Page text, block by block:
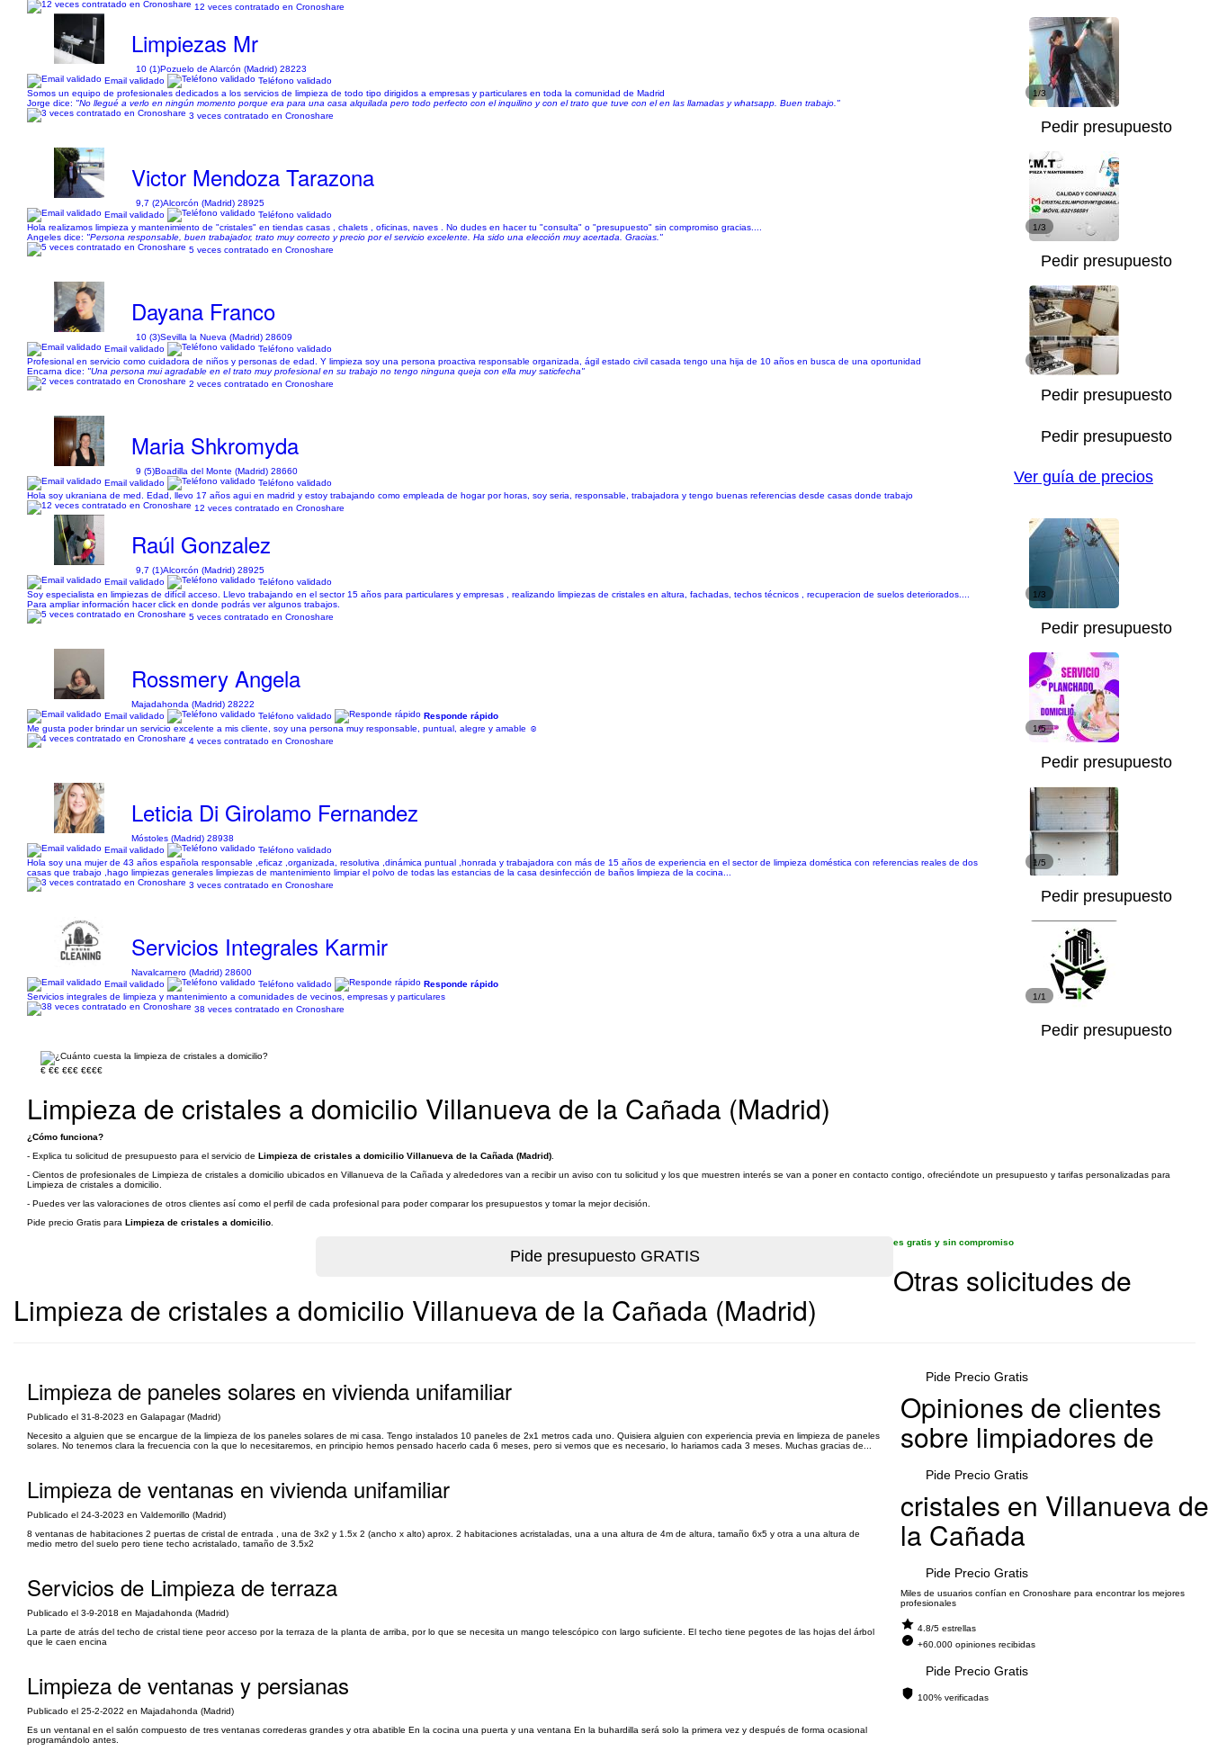
12 veces contratado en Cronoshare
Limpiezas Mr
10 (1)Pozuelo de Alarcón (Madrid) 28223
Email validado
Teléfono validado
Somos un equipo de profesionales dedicados a los servicios de limpieza de todo tipo dirigidos a empresas y particulares en toda la comunidad de Madrid
Jorge dice: "No llegué a verlo en ningún momento porque era para una casa alquilada pero todo perfecto con el inquilino y con el trato que tuve con el en las llamadas y whatsapp. Buen trabajo."
3 veces contratado en Cronoshare
1/3
Pedir presupuesto
Victor Mendoza Tarazona
9,7 (2)Alcorcón (Madrid) 28925
Email validado
Teléfono validado
Hola realizamos limpieza y mantenimiento de "cristales" en tiendas casas , chalets , oficinas, naves . No dudes en hacer tu "consulta" o "presupuesto" sin compromiso gracias....
Angeles dice: "Persona responsable, buen trabajador, trato muy correcto y precio por el servicio excelente. Ha sido una elección muy acertada. Gracias."
5 veces contratado en Cronoshare
1/3
Pedir presupuesto
Dayana Franco
10 (3)Sevilla la Nueva (Madrid) 28609
Email validado
Teléfono validado
Profesional en servicio como cuidadora de niños y personas de edad. Y limpieza soy una persona proactiva responsable organizada, ágil estado civil casada tengo una hija de 10 años en busca de una oportunidad
Encarna dice: "Una persona mui agradable en el trato muy profesional en su trabajo no tengo ninguna queja con ella muy saticfecha"
2 veces contratado en Cronoshare
1/3
Pedir presupuesto
Maria Shkromyda
9 (5)Boadilla del Monte (Madrid) 28660
Email validado
Teléfono validado
Hola soy ukraniana de med. Edad, llevo 17 años agui en madrid y estoy trabajando como empleada de hogar por horas, soy seria, responsable, trabajadora y tengo buenas referencias desde casas donde trabajo
12 veces contratado en Cronoshare
Pedir presupuesto
Raúl Gonzalez
9,7 (1)Alcorcón (Madrid) 28925
Email validado
Teléfono validado
Soy especialista en limpiezas de difícil acceso. Llevo trabajando en el sector 15 años para particulares y empresas , realizando limpiezas de cristales en altura, fachadas, techos técnicos , recuperacion de suelos deteriorados....
Para ampliar información hacer click en donde podrás ver algunos trabajos.
5 veces contratado en Cronoshare
1/3
Pedir presupuesto
Rossmery Angela
Majadahonda (Madrid) 28222
Email validado
Teléfono validado
Responde rápido
Me gusta poder brindar un servicio excelente a mis cliente, soy una persona muy responsable, puntual, alegre y amable ☺️
4 veces contratado en Cronoshare
1/5
Pedir presupuesto
Leticia Di Girolamo Fernandez
Móstoles (Madrid) 28938
Email validado
Teléfono validado
Hola soy una mujer de 43 años española responsable ,eficaz ,organizada, resolutiva ,dinámica puntual ,honrada y trabajadora con más de 15 años de experiencia en el sector de limpieza doméstica con referencias reales de dos
casas que trabajo ,hago limpiezas generales limpiezas de mantenimiento limpiar el polvo de todas las estancias de la casa desinfección de baños limpieza de la cocina...
3 veces contratado en Cronoshare
1/5
Pedir presupuesto
Servicios Integrales Karmir
Navalcarnero (Madrid) 28600
Email validado
Teléfono validado
Responde rápido
Servicios integrales de limpieza y mantenimiento a comunidades de vecinos, empresas y particulares
38 veces contratado en Cronoshare
1/1
Pedir presupuesto
Ver guía de precios
€ €€ €€€ €€€€
Limpieza de cristales a domicilio Villanueva de la Cañada (Madrid)
¿Cómo funciona?
- Explica tu solicitud de presupuesto para el servicio de Limpieza de cristales a domicilio Villanueva de la Cañada (Madrid)
- Cientos de profesionales de Limpieza de cristales a domicilio ubicados en Villanueva de la Cañada y alrededores van a recibir un aviso con tu solicitud y los que muestren interés se van a poner en contacto contigo, ofreciéndote un presupuesto y tarifas personalizadas para
Limpieza de cristales a domicilio.
- Puedes ver las valoraciones de otros clientes así como el perfil de cada profesional para poder comparar los presupuestos y tomar la mejor decisión.
Pide precio Gratis para Limpieza de cristales a domicilio
es gratis y sin compromiso
Otras solicitudes de
Limpieza de cristales a domicilio Villanueva de la Cañada (Madrid)
Limpieza de paneles solares en vivienda unifamiliar
Publicado el 31-8-2023 en Galapagar (Madrid)
Necesito a alguien que se encargue de la limpieza de los paneles solares de mi casa. Tengo instalados 10 paneles de 2x1 metros cada uno. Quisiera alguien con experiencia previa en limpieza de paneles
solares. No tenemos clara la frecuencia con la que lo necesitaremos, en principio hemos pensado hacerlo cada 6 meses, pero si vemos que es necesario, lo hariamos cada 3 meses. Muchas gracias de...
Pide Precio Gratis
Limpieza de ventanas en vivienda unifamiliar
Publicado el 24-3-2023 en Valdemorillo (Madrid)
8 ventanas de habitaciones 2 puertas de cristal de entrada , una de 3x2 y 1.5x 2 (ancho x alto) aprox. 2 habitaciones acristaladas, una a una altura de 4m de altura, tamaño 6x5 y otra a una altura de
medio metro del suelo pero tiene techo acristalado, tamaño de 3.5x2
Pide Precio Gratis
Servicios de Limpieza de terraza
Publicado el 3-9-2018 en Majadahonda (Madrid)
La parte de atrás del techo de cristal tiene peor acceso por la terraza de la planta de arriba, por lo que se necesita un mango telescópico con largo suficiente. El techo tiene pegotes de las hojas del árbol
que le caen encina
Pide Precio Gratis
Limpieza de ventanas y persianas
Publicado el 25-2-2022 en Majadahonda (Madrid)
Es un ventanal en el salón compuesto de tres ventanas correderas grandes y otra abatible En la cocina una puerta y una ventana En la buhardilla será solo la primera vez y después de forma ocasional
programándolo antes.
Pide Precio Gratis
Opiniones de clientes
sobre limpiadores de
cristales en Villanueva de
la Cañada
Miles de usuarios confían en Cronoshare para encontrar los mejores
profesionales
4.8/5 estrellas
+60.000 opiniones recibidas
100% verificadas